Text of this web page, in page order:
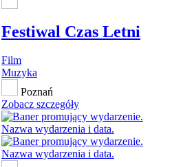
Festiwal Czas Letni
Film
Muzyka
Poznań
Zobacz szczegóły